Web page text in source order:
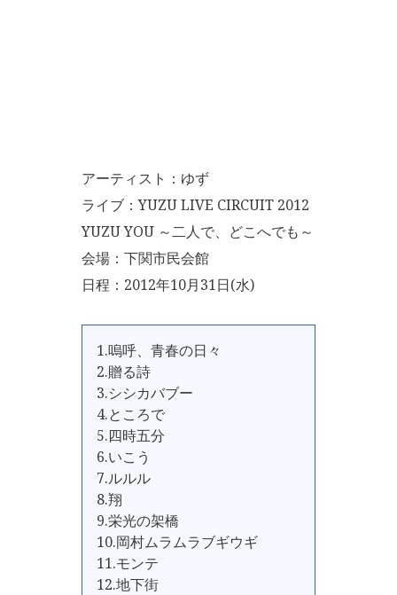
アーティスト：ゆず
ライブ：YUZU LIVE CIRCUIT 2012
YUZU YOU ～二人で、どこへでも～
会場：下関市民会館
日程：2012年10月31日(水)
1.嗚呼、青春の日々
2.贈る詩
3.シシカバブー
4.ところで
5.四時五分
6.いこう
7.ルルル
8.翔
9.栄光の架橋
10.岡村ムラムラブギウギ
11.モンテ
12.地下街